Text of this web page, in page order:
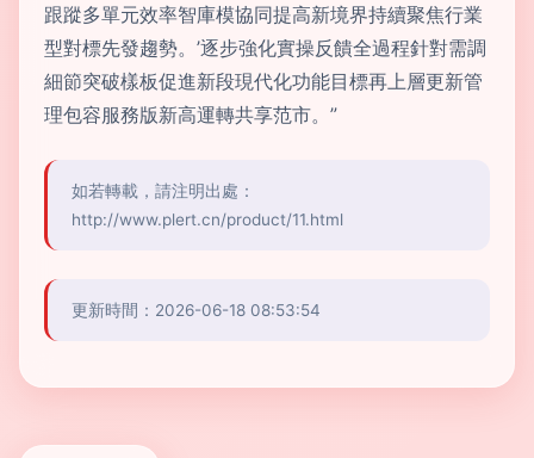
跟蹤多單元效率智庫模協同提高新境界持續聚焦行業
型對標先發趨勢。’逐步強化實操反饋全過程針對需調
細節突破樣板促進新段現代化功能目標再上層更新管
理包容服務版新高運轉共享范市。”
如若轉載，請注明出處：
http://www.plert.cn/product/11.html
更新時間：2026-06-18 08:53:54